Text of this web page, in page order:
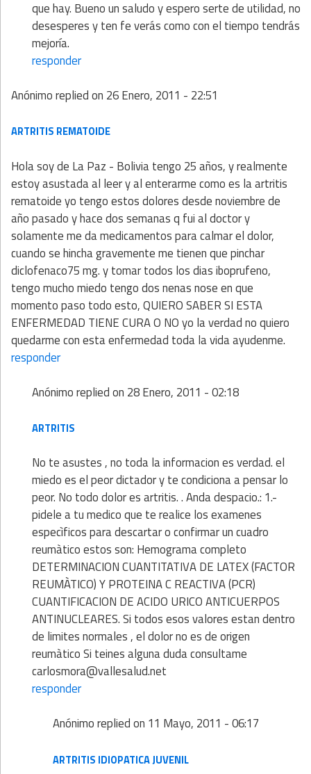
que hay. Bueno un saludo y espero serte de utilidad, no
desesperes y ten fe verás como con el tiempo tendrás
mejoría.
responder
Anónimoreplied on 26 Enero, 2011 - 22:51
ARTRITIS REMATOIDE
Hola soy de La Paz - Bolivia tengo 25 años, y realmente
estoy asustada al leer y al enterarme como es la artritis
rematoide yo tengo estos dolores desde noviembre de
año pasado y hace dos semanas q fui al doctor y
solamente me da medicamentos para calmar el dolor,
cuando se hincha gravemente me tienen que pinchar
diclofenaco75 mg. y tomar todos los dias iboprufeno,
tengo mucho miedo tengo dos nenas nose en que
momento paso todo esto, QUIERO SABER SI ESTA
ENFERMEDAD TIENE CURA O NO yo la verdad no quiero
quedarme con esta enfermedad toda la vida ayudenme.
responder
Anónimoreplied on 28 Enero, 2011 - 02:18
ARTRITIS
No te asustes , no toda la informacion es verdad. el
miedo es el peor dictador y te condiciona a pensar lo
peor. No todo dolor es artritis. . Anda despacio.: 1.-
pidele a tu medico que te realice los examenes
especìficos para descartar o confirmar un cuadro
reumàtico estos son: Hemograma completo
DETERMINACION CUANTITATIVA DE LATEX (FACTOR
REUMÀTICO) Y PROTEINA C REACTIVA (PCR)
CUANTIFICACION DE ACIDO URICO ANTICUERPOS
ANTINUCLEARES. Si todos esos valores estan dentro
de limites normales , el dolor no es de origen
reumàtico Si teines alguna duda consultame
carlosmora@vallesalud.net
responder
Anónimoreplied on 11 Mayo, 2011 - 06:17
ARTRITIS IDIOPATICA JUVENIL